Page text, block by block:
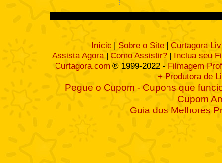
Início | Sobre o Site | Curtagora
Assista Agora| Como Assistir? | Inclua seu
Curtagora.com ® 1999-2022 - Filmagem
+ Produtora de
Pegue o Cupom - Cupons que
Cupom
Guia dos Melhores